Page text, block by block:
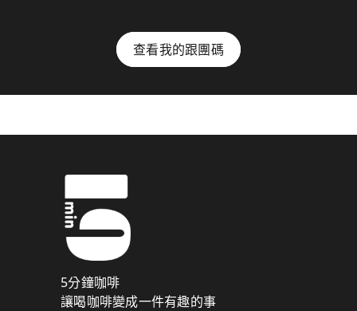
查看我的跟團碼
5分鐘咖啡
讓喝咖啡變成一件有趣的事